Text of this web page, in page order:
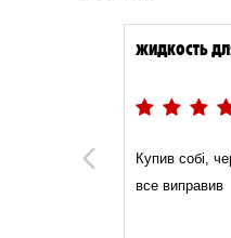
Previous
ЖИДКОСТЬ
Купив собі,
все виправив